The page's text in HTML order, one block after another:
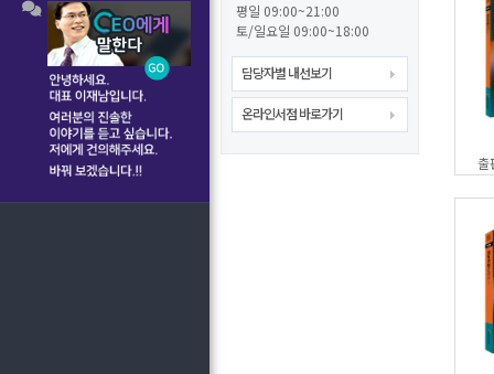
평일 09:00~21:00
토/일요일 09:00~18:00
담당자별 내선보기
온라인서점 바로가기
출